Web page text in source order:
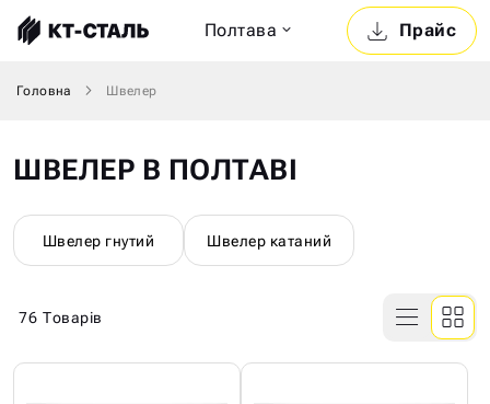
Прайс
Полтава
Головна Швелер
ШВЕЛЕР В ПОЛТАВІ
Швелер гнутий Швелер катаний
76 Товарів